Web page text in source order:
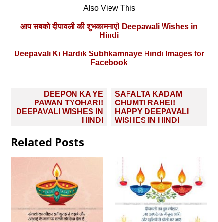
Also View This
आप सबको दीपावली की शुभकामनाएं! Deepawali Wishes in
Hindi
Deepavali Ki Hardik Subhkamnaye Hindi Images for
Facebook
navigation
DEEPON KA YE
PAWAN TYOHAR!!
DEEPAVALI WISHES IN
HINDI
SAFALTA KADAM
CHUMTI RAHE!!
HAPPY DEEPAVALI
WISHES IN HINDI
Related Posts